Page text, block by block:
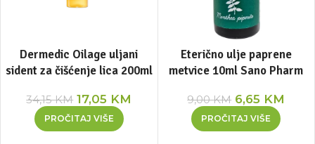
Dermedic Oilage uljani
sident za čišćenje lica 200ml
34,15KM 17,05 KM
PROČITAJ VIŠE
Eterično ulje paprene
metvice 10ml Sano Pharm
9,00KM 6,65 KM
PROČITAJ VIŠE